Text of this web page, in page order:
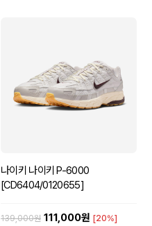
나이키 나이키 P-6000
[CD6404/0120655]
139,000원 111,000원 [20%]